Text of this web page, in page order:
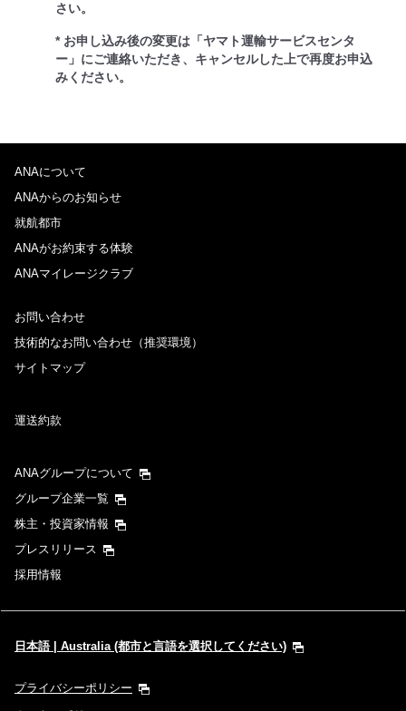
さい。
* お申し込み後の変更は「ヤマト運輸サービスセンタ
ー」にご連絡いただき、キャンセルした上で再度お申込
みください。
ANAについて
ANAからのお知らせ
就航都市
ANAがお約束する体験
ANAマイレージクラブ
お問い合わせ
技術的なお問い合わせ（推奨環境）
サイトマップ
運送約款
ANAグループについて
グループ企業一覧
株主・投資家情報
プレスリリース
採用情報
日本語 | Australia (都市と言語を選択してください)
プライバシーポリシー